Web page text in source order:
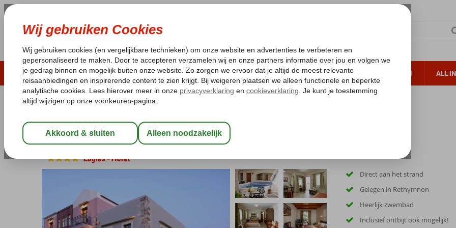
ZOMER 2026 LAST MINUTES WINTERZON ZONVAKANTIES VERRE REIZEN ALL
Laagsteprijsgarantie* Geen fueltoeslag Gratis annuleren*
Home
Griekenland Kreta Rethymnon Palazzo Vecchio Exclusive
Palazzo Vecchio Exclusive
Logies-Hotel
Direct aan het strand
Gelegen in Rethymnon
Heerlijk zwembad
Inclusief ontbijt ook mogelijk!